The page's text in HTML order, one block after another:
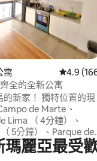
評分（滿分 5 分）
寓 從 166
4.9
全的全新公寓
特位置的現
de Marte、
Lima （ 4分鐘）、
5分鐘）、Parque de
分鐘）和Centro
（ 10分鐘） 1個街區。
瑪麗亞最受